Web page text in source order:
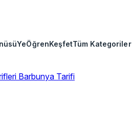
YeÖğrenKeşfetTüm Kategoriler
Barbunya Tarifi